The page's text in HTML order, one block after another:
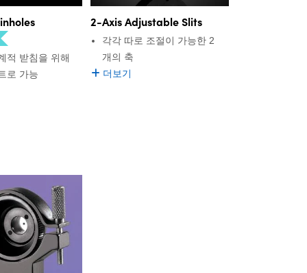
적 받침을 위해
로 가능
2-Axis Adjustable Slits
각각 따로 조절이 가능한 2
개의 축
더보기